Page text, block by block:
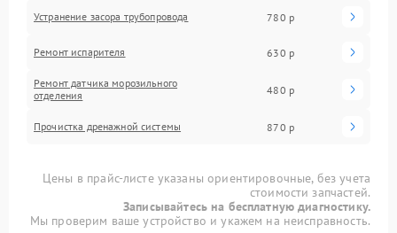
Устранение засора трубопровода 780 р
Ремонт испарителя 630 р
Ремонт датчика морозильного
отделения
480 р
Прочистка дренажной системы 870 р
Цены в прайс-листе указаны ориентировочные, без учета
стоимости запчастей.
Записывайтесь на бесплатную диагностику.
Мы проверим ваше устройство и укажем на неисправность.